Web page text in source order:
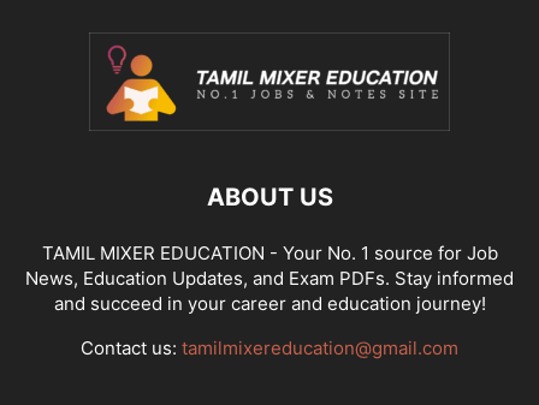
ABOUT US
TAMIL MIXER EDUCATION - Your No. 1 source for Job
News, Education Updates, and Exam PDFs. Stay informed
and succeed in your career and education journey!
Contact us: tamilmixereducation@gmail.com